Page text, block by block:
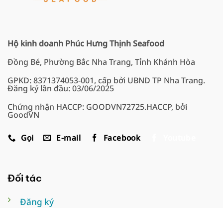
Hộ kinh doanh Phúc Hưng Thịnh Seafood
Đồng Bé, Phường Bắc Nha Trang, Tỉnh Khánh Hòa
GPKD: 8371374053-001, cấp bởi UBND TP Nha Trang.
Đăng ký lần đầu: 03/06/2025
Chứng nhận HACCP: GOODVN72725.HACCP, bởi
GoodVN
Gọi E-mail Facebook
Đối tác
Đăng ký